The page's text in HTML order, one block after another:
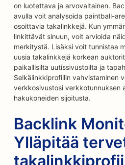
on luotettava ja arvovaltainen.
avulla voit analysoida paintball-
osoittavia takalinkkejä. Kun
linkittävät sinuun, voit arvioida
merkitystä. Lisäksi voit tunnistaa
uusia takalinkkejä korkean
paikallisilta uutissivustoilta ja
Selkälinkkiprofiilin vahvistaminen
verkkosivustosi verkkotunnuksen
hakukoneiden sijoitusta.
Backlink
Ylläpitää